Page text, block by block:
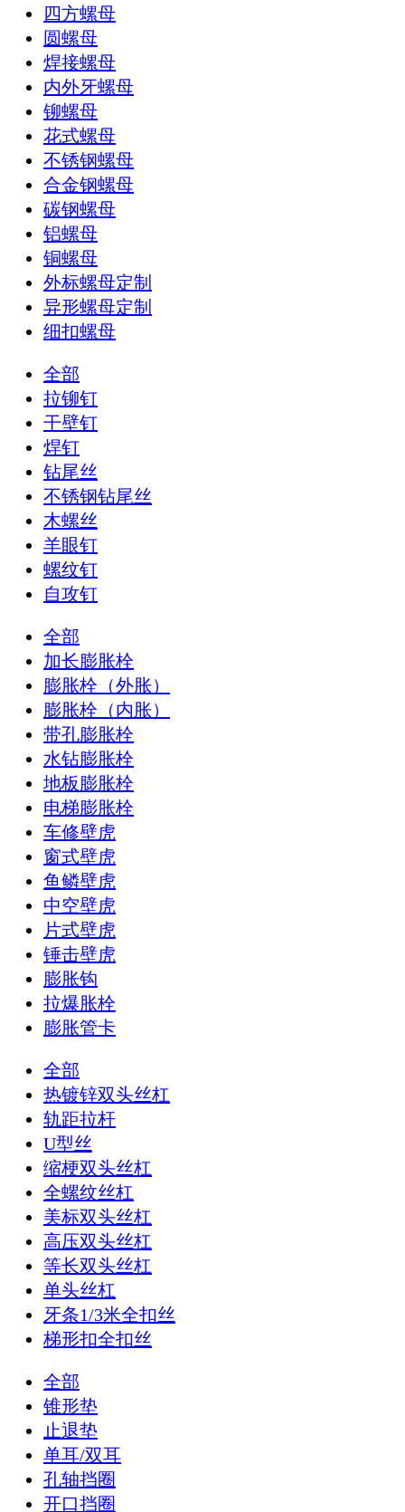
四方螺母
圆螺母
焊接螺母
内外牙螺母
铆螺母
花式螺母
不锈钢螺母
合金钢螺母
碳钢螺母
铝螺母
铜螺母
外标螺母定制
异形螺母定制
细扣螺母
全部
拉铆钉
干壁钉
焊钉
钻尾丝
不锈钢钻尾丝
木螺丝
羊眼钉
螺纹钉
自攻钉
全部
加长膨胀栓
膨胀栓（外胀）
膨胀栓（内胀）
带孔膨胀栓
水钻膨胀栓
地板膨胀栓
电梯膨胀栓
车修壁虎
窗式壁虎
鱼鳞壁虎
中空壁虎
片式壁虎
锤击壁虎
膨胀钩
拉爆胀栓
膨胀管卡
全部
热镀锌双头丝杠
轨距拉杆
U型丝
缩梗双头丝杠
全螺纹丝杠
美标双头丝杠
高压双头丝杠
等长双头丝杠
单头丝杠
牙条1/3米全扣丝
梯形扣全扣丝
全部
锥形垫
止退垫
单耳/双耳
孔轴挡圈
开口挡圈